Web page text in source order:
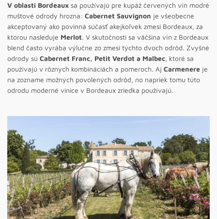
V oblasti Bordeaux sa používajú pre kupáž červených vín modré
muštové odrody hrozna: Cabernet Sauvignon je všeobecne
akceptovaný ako povinná súčasť akejkoľvek zmesi Bordeaux, za
ktorou nasleduje Merlot. V skutočnosti sa väčšina vín z Bordeaux
blend často vyrába výlučne zo zmesi týchto dvoch odrôd. Zvyšné
odrody sú Cabernet Franc, Petit Verdot a Malbec, ktoré sa
používajú v rôznych kombináciách a pomeroch. Aj Carmenere je
na zozname možných povolených odrôd, no napriek tomu túto
odrodu moderné vinice v Bordeaux zriedka používajú.